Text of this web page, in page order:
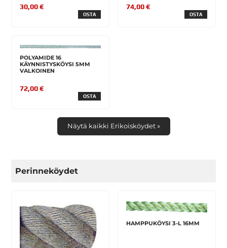
30,00 €
OSTA
74,00 €
OSTA
POLYAMIDE 16
KÄYNNISTYSKÖYSI 5MM
VALKOINEN
72,00 €
OSTA
Näytä kaikki Erikoisköydet »
Perinneköydet
HAMPPUKÖYSI 3-L 16MM